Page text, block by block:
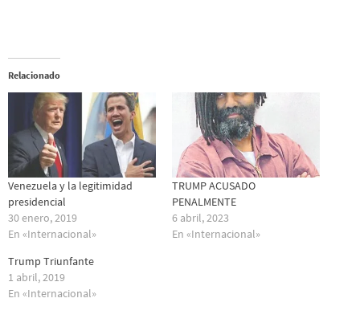
Relacionado
Venezuela y la legitimidad
presidencial
30 enero, 2019
En «Internacional»
TRUMP ACUSADO
PENALMENTE
6 abril, 2023
En «Internacional»
Trump Triunfante
1 abril, 2019
En «Internacional»